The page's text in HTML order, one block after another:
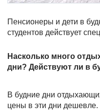
Пенсионеры и дети в
студентов действует
Насколько много
дни? Действуют ли в
В будние дни
цены в эти дни дешевле.